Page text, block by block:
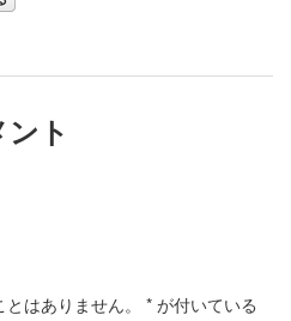
ト
はありません。 * が付いている